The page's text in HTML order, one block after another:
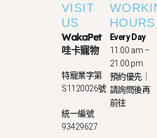
VISIT
US
WakaPet
哇卡寵物
特寵業字第
S1120026號
統一編號
93429627
HOURS
Every Day
11:00 am –
21:00 pm
預約優先｜
請詢問後再
前往